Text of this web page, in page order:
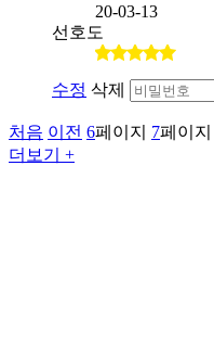
20-03-13
선호도
수정 삭제
처음 이전 6페이지 7페이지
더보기 +